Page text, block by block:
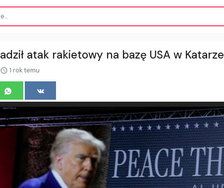
atak rakietowy na bazę USA w Katarze
1 rok temu